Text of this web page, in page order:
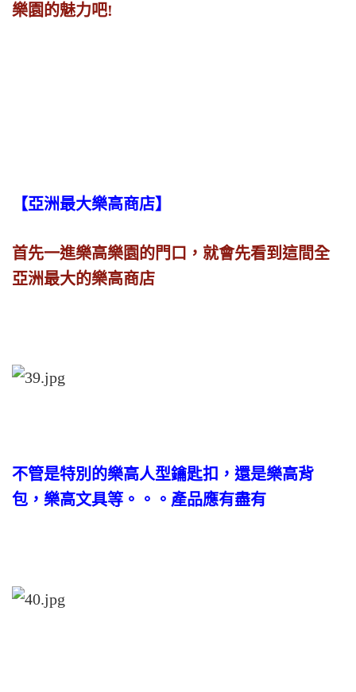
樂園的魅力吧!
【亞洲最大樂高商店】
首先一進樂高樂園的門口，就會先看到這間全
亞洲最大的樂高商店
不管是特別的樂高人型鑰匙扣，還是樂高背
包，樂高文具等。。。產品應有盡有